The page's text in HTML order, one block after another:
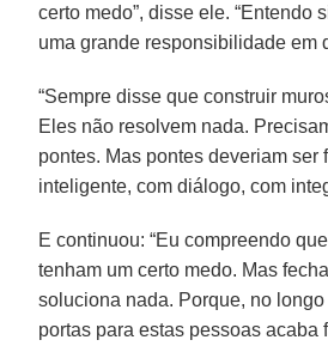
certo medo”, disse ele. “Entendo
uma grande responsibilidade em
“Sempre disse que construir
Eles não resolvem nada.
pontes. Mas pontes deveriam ser
inteligente, com diálogo, com
E continuou: “Eu compreendo
tenham um certo medo. Mas
soluciona nada. Porque, no
portas para estas pessoas acaba